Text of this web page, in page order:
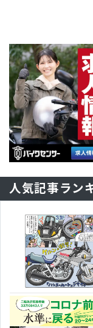
人気記事ラン